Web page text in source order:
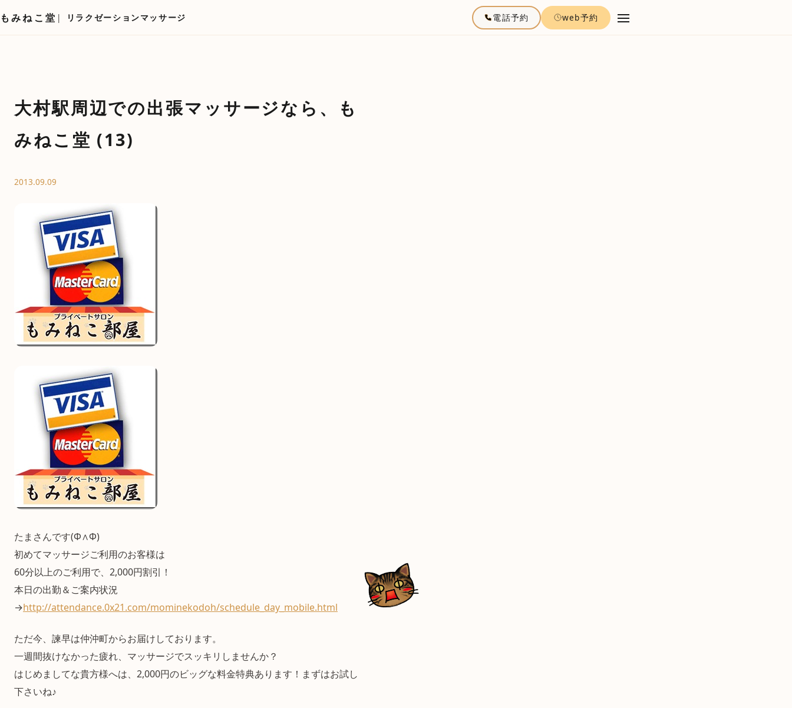
もみねこ堂 リラクゼーションマッサージ 電話予約 web予約
大村駅周辺での出張マッサージなら、も
みねこ堂 (13)
2013.09.09
たまさんです(Ф∧Ф)
初めてマッサージご利用のお客様は
60分以上のご利用で、2,000円割引！
本日の出勤＆ご案内状況
→http://attendance.0x21.com/mominekodoh/schedule_day_mobile.html
ただ今、諫早は仲沖町からお届けしております。
一週間抜けなかった疲れ、マッサージでスッキリしませんか？
はじめましてな貴方様へは、2,000円のビッグな料金特典あります！まずはお試し
下さいね♪